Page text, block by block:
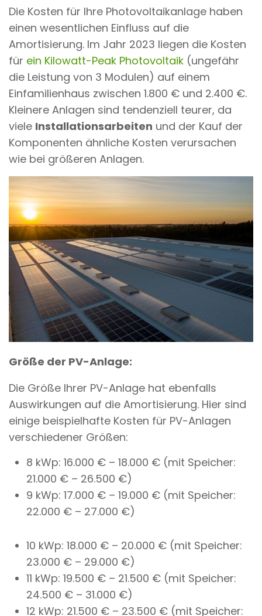
Die Kosten für Ihre Photovoltaikanlage haben
einen wesentlichen Einfluss auf die
Amortisierung. Im Jahr 2023 liegen die Kosten
für ein Kilowatt-Peak Photovoltaik (ungefähr
die Leistung von 3 Modulen) auf einem
Einfamilienhaus zwischen 1.800 € und 2.400 €.
Kleinere Anlagen sind tendenziell teurer, da
viele Installationsarbeiten und der Kauf der
Komponenten ähnliche Kosten verursachen
wie bei größeren Anlagen.
Größe der PV-Anlage:
Die Größe Ihrer PV-Anlage hat ebenfalls
Auswirkungen auf die Amortisierung. Hier sind
einige beispielhafte Kosten für PV-Anlagen
verschiedener Größen:
8 kWp: 16.000 € – 18.000 € (mit Speicher:
21.000 € – 26.500 €)
9 kWp: 17.000 € – 19.000 € (mit Speicher:
22.000 € – 27.000 €)
10 kWp: 18.000 € – 20.000 € (mit Speicher:
23.000 € – 29.000 €)
11 kWp: 19.500 € – 21.500 € (mit Speicher:
24.500 € – 31.000 €)
12 kWp: 21.500 € – 23.500 € (mit Speicher: